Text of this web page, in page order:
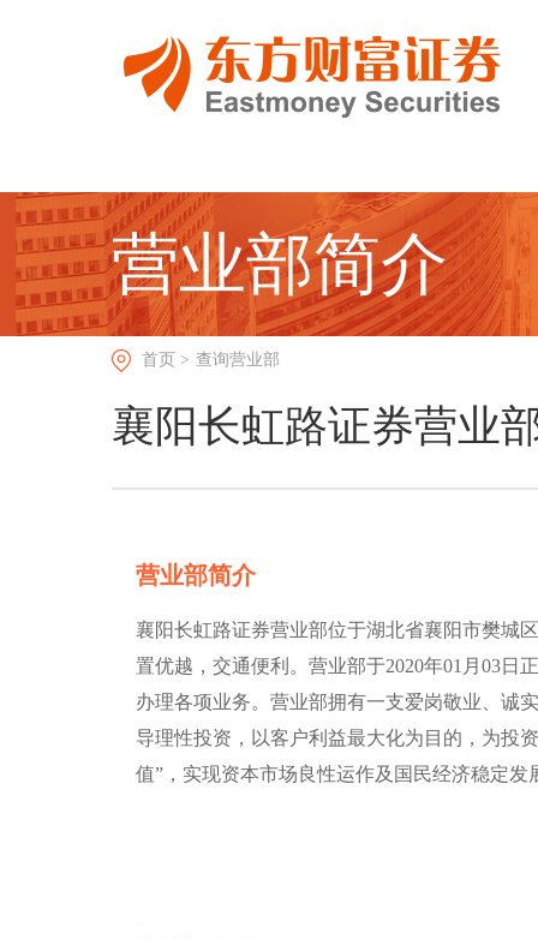
营业部简介
首页 > 查询营业部
襄阳长虹路证券营业
营业部简介
襄阳长虹路证券营业部位于湖北省襄阳市樊城
置优越，交通便利。营业部于2020年01月03日
办理各项业务。营业部拥有一支爱岗敬业、诚
导理性投资，以客户利益最大化为目的，为投
值”，实现资本市场良性运作及国民经济稳定发